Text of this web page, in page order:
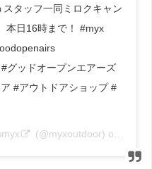
タッフ一同ミロクキャン
本日16時まで！ #myx
グッドオープンエアーズ
#アウトドアショップ #
(@myxoutdoor) on